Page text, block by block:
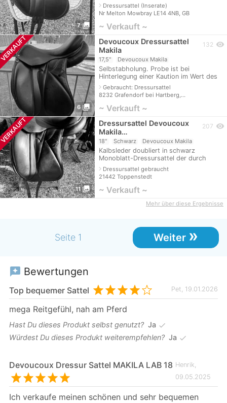
7 photo_library
navigate_nextDressursattel (Inserate)
Nr Melton Mowbray LE14 4NB, GB
~ Verkauft ~
6 photo_library
Devoucoux Dressursattel
Makila
17,5" Devoucoux Makila
Selbstabholung. Probe ist bei
Hinterlegung einer Kaution im Wert des
Kaufpreises möglich
navigate_nextGebraucht: Dressursattel
8232 Grafendorf bei Hartberg,…
132 visibility
~ Verkauft ~
11 photo_library
Dressursattel Devoucoux
Makila…
18" Schwarz Devoucoux Makila
Kalbsleder doubliert in schwarz
Monoblatt-Dressursattel der durch
Form, Bau und Textur die Harmonie von
Pferd und Reiter bis ins Erhabene
steigert.
navigate_nextDressursattel gebraucht
21442 Toppenstedt
207 visibility
~ Verkauft ~
Mehr über diese Ergebnisse
Seite 1 Weiter »
reviews Bewertungen
Top bequemer Sattel Pet, 19.01.2026
mega Reitgefühl, nah am Pferd
Hast Du dieses Produkt selbst genutzt? Ja check
Würdest Du dieses Produkt weiterempfehlen? Ja check
Devoucoux Dressur Sattel MAKILA LAB 18 Henrik,
09.05.2025
Ich verkaufe meinen schönen und sehr bequemen